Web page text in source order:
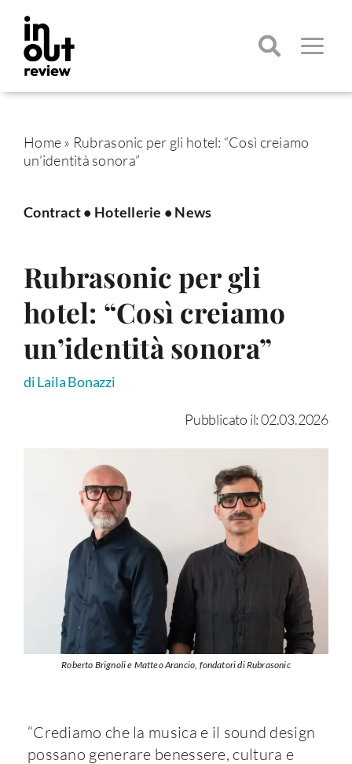
contenuto
Toggle
per:
Home» Rubrasonic per gli hotel: “Così creiamo
un’identità sonora”
Contract• Hotellerie • News
Rubrasonic per gli
hotel: “Così creiamo
un’identità sonora”
di Laila Bonazzi
Pubblicato il: 02.03.2026
Roberto Brignoli e Matteo Arancio, fondatori di Rubrasonic
“Crediamo che la musica e il sound design
possano generare benessere, cultura e